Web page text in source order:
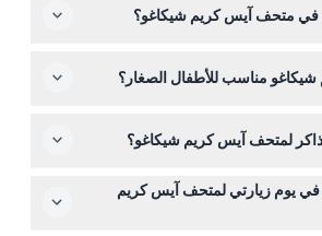
في متحف آيس كريم شيكاغو؟
الخميس من 11:00 صباحًا حتى 7:00 مساءً، يوم الجمعة من
حتى 8:00 مساءً، مع السماح بالدخول الأخير قبل ساعة
الأوقات — يرجى التأكد عند الحجز).
مناسب للأطفال الصغار؟
شخص بالغ يدفع التذكرة. الأطفال من عمر
أفراد العائلة.
لمتحف آيس كريم شيكاغو؟
آيس كريم شيكاغو بسهولة عبر
الموقع، مما يضمن لك اختيار التاريخ
الوصول.
في يوم زيارتي لمتحف آيس كريم